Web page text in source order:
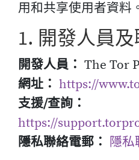
用和共享使用者資料
1. 開發人員
開發人員： The Tor
網址： https://
支援/查詢：
https://
隱私聯絡電郵：
隱私